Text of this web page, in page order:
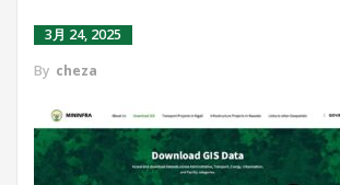
3月 24, 2025
By cheza